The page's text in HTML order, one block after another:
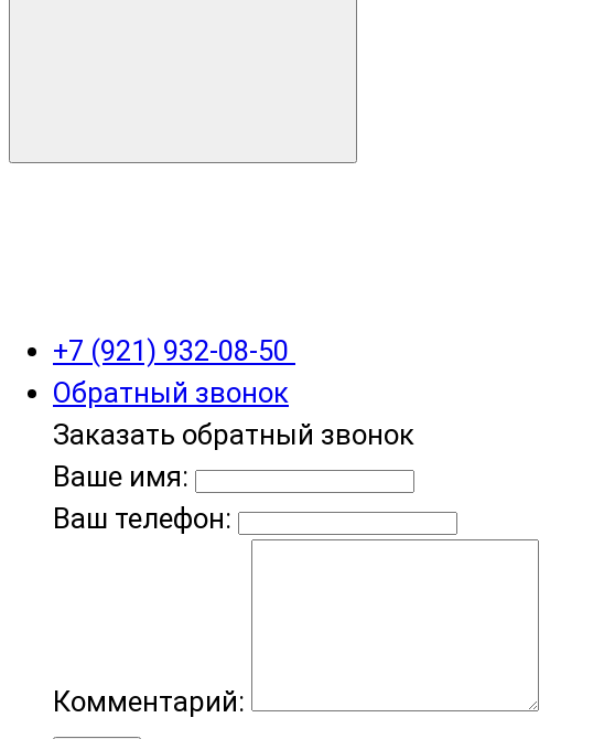
+7 (921) 932-08-50
Обратный звонок
Заказать обратный звонок
Ваше имя:
Ваш телефон:
Комментарий: